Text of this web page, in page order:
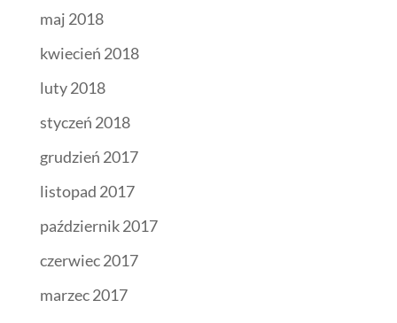
maj 2018
kwiecień 2018
luty 2018
styczeń 2018
grudzień 2017
listopad 2017
październik 2017
czerwiec 2017
marzec 2017